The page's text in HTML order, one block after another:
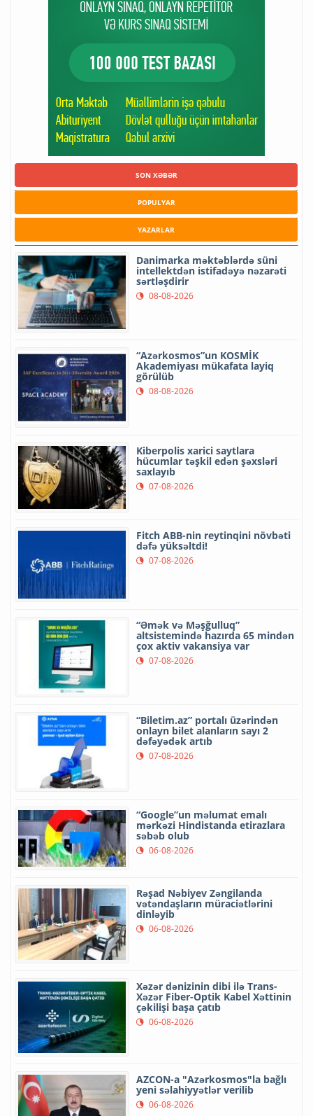
SON XƏBƏR
POPULYAR
YAZARLAR
Danimarka məktəblərdə süni
intellektdən istifadəyə nəzarəti
sərtləşdirir
08-08-2026
“Azərkosmos”un KOSMİK
Akademiyası mükafata layiq
görülüb
08-08-2026
Kiberpolis xarici saytlara
hücumlar təşkil edən şəxsləri
saxlayıb
07-08-2026
Fitch ABB-nin reytinqini növbəti
dəfə yüksəltdi!
07-08-2026
“Əmək və Məşğulluq”
altsistemində hazırda 65 mindən
çox aktiv vakansiya var
07-08-2026
“Biletim.az” portalı üzərindən
onlayn bilet alanların sayı 2
dəfəyədək artıb
07-08-2026
“Google”un məlumat emalı
mərkəzi Hindistanda etirazlara
səbəb olub
06-08-2026
Rəşad Nəbiyev Zəngilanda
vətəndaşların müraciətlərini
dinləyib
06-08-2026
Xəzər dənizinin dibi ilə Trans-
Xəzər Fiber-Optik Kabel Xəttinin
çəkilişi başa çatıb
06-08-2026
AZCON-a "Azərkosmos"la bağlı
yeni səlahiyyətlər verilib
06-08-2026